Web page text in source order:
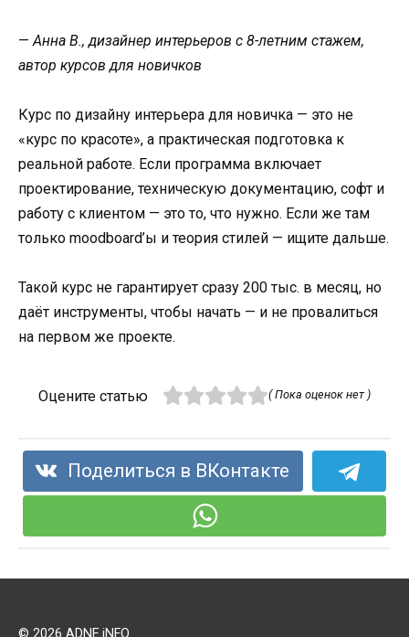
— Анна В., дизайнер интерьеров с 8-летним стажем,
автор курсов для новичков
Курс по дизайну интерьера для новичка — это не
«курс по красоте», а практическая подготовка к
реальной работе. Если программа включает
проектирование, техническую документацию, софт и
работу с клиентом — это то, что нужно. Если же там
только moodboard’ы и теория стилей — ищите дальше.
Такой курс не гарантирует сразу 200 тыс. в месяц, но
даёт инструменты, чтобы начать — и не провалиться
на первом же проекте.
Оцените статью ( Пока оценок нет )
Поделиться в ВКонтакте